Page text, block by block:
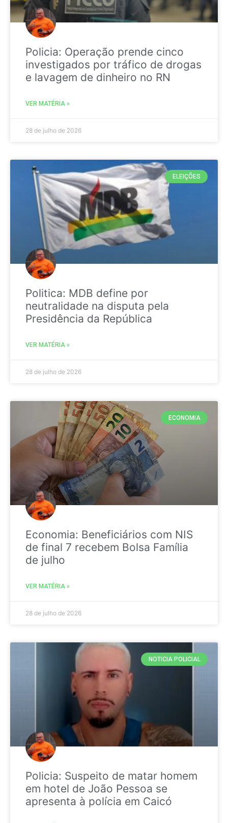
Policia: Operação prende cinco
investigados por tráfico de drogas
e lavagem de dinheiro no RN
VER MATÉRIA »
28 de julho de 2026
ELEIÇÕES
Politica: MDB define por
neutralidade na disputa pela
Presidência da República
VER MATÉRIA »
28 de julho de 2026
ECONOMIA
Economia: Beneficiários com NIS
de final 7 recebem Bolsa Família
de julho
VER MATÉRIA »
28 de julho de 2026
NOTICIA POLICIAL
Policia: Suspeito de matar homem
em hotel de João Pessoa se
apresenta à polícia em Caicó